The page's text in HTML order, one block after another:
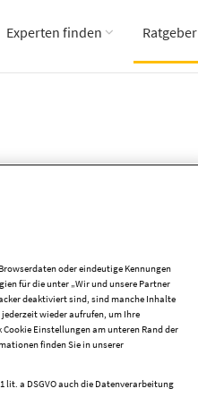
Experten finden Ratgeber
oder eindeutige Kennungen
für die unter „Wir und unsere Partner
deaktiviert sind, sind manche Inhalte
wieder aufrufen, um Ihre
Einstellungen am unteren Rand der
finden Sie in unserer
lit. a DSGVO auch die Datenverarbeitung